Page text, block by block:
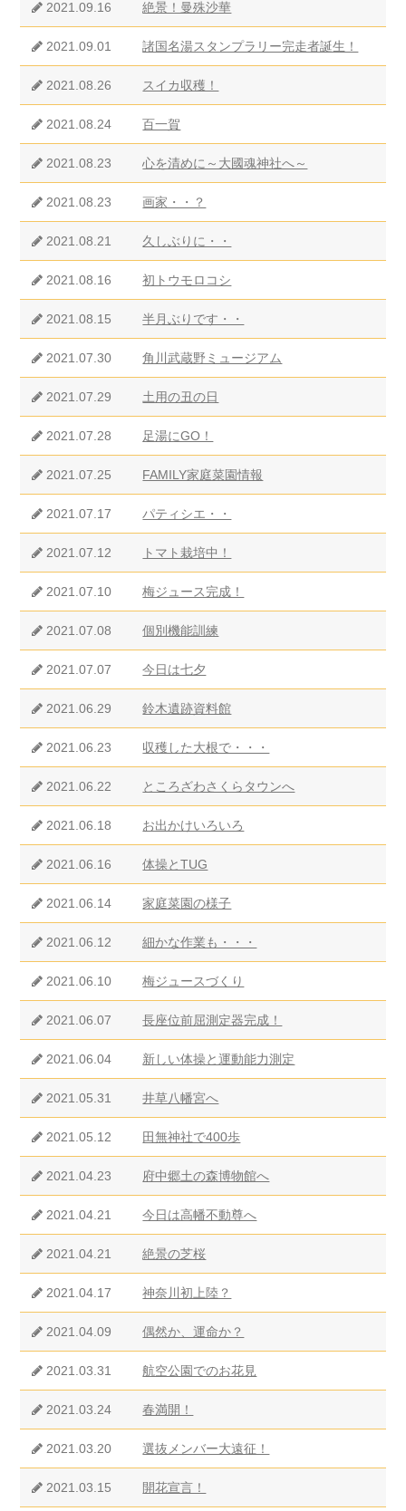
2021.09.16 絶景！曼殊沙華
2021.09.01 諸国名湯スタンプラリー完走者誕生！
2021.08.26 スイカ収穫！
2021.08.24 百一賀
2021.08.23 心を清めに～大國魂神社へ～
2021.08.23 画家・・？
2021.08.21 久しぶりに・・
2021.08.16 初トウモロコシ
2021.08.15 半月ぶりです・・
2021.07.30 角川武蔵野ミュージアム
2021.07.29 土用の丑の日
2021.07.28 足湯にGO！
2021.07.25 FAMILY家庭菜園情報
2021.07.17 パティシエ・・
2021.07.12 トマト栽培中！
2021.07.10 梅ジュース完成！
2021.07.08 個別機能訓練
2021.07.07 今日は七夕
2021.06.29 鈴木遺跡資料館
2021.06.23 収穫した大根で・・・
2021.06.22 ところざわさくらタウンへ
2021.06.18 お出かけいろいろ
2021.06.16 体操とTUG
2021.06.14 家庭菜園の様子
2021.06.12 細かな作業も・・・
2021.06.10 梅ジュースづくり
2021.06.07 長座位前屈測定器完成！
2021.06.04 新しい体操と運動能力測定
2021.05.31 井草八幡宮へ
2021.05.12 田無神社で400歩
2021.04.23 府中郷土の森博物館へ
2021.04.21 今日は高幡不動尊へ
2021.04.21 絶景の芝桜
2021.04.17 神奈川初上陸？
2021.04.09 偶然か、運命か？
2021.03.31 航空公園でのお花見
2021.03.24 春満開！
2021.03.20 選抜メンバー大遠征！
2021.03.15 開花宣言！